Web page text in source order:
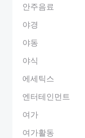
안주음료
야경
야동
야식
에세틱스
엔터테인먼트
여가
여가활동